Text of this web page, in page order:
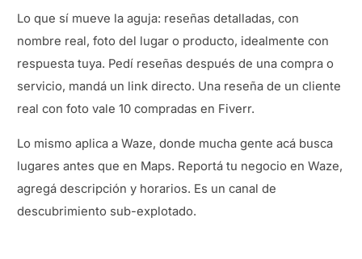
Lo que sí mueve la aguja: reseñas detalladas, con
nombre real, foto del lugar o producto, idealmente con
respuesta tuya. Pedí reseñas después de una compra o
servicio, mandá un link directo. Una reseña de un cliente
real con foto vale 10 compradas en Fiverr.
Lo mismo aplica a Waze, donde mucha gente acá busca
lugares antes que en Maps. Reportá tu negocio en Waze,
agregá descripción y horarios. Es un canal de
descubrimiento sub-explotado.